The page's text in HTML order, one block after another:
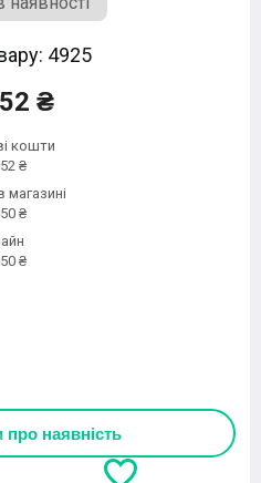
4925
₴
кошти
₴
магазині
₴
₴
наявність